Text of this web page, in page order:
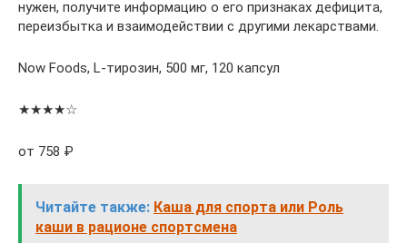
нужен, получите информацию о его признаках дефицита,
переизбытка и взаимодействии с другими лекарствами.
Now Foods, L-тирозин, 500 мг, 120 капсул
★★★★☆
от 758 ₽
Читайте также: Каша для спорта или Роль
каши в рационе спортсмена